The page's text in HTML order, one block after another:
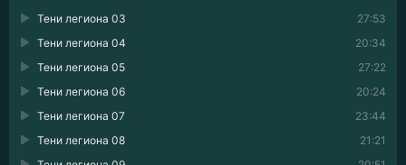
27:53
Тени легиона 03
20:34
Тени легиона 04
27:22
Тени легиона 05
20:24
Тени легиона 06
23:44
Тени легиона 07
21:21
Тени легиона 08